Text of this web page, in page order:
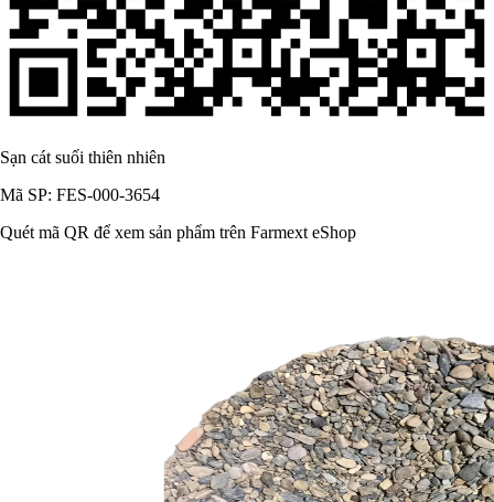
Sạn cát suối thiên nhiên
Mã SP: FES-000-3654
Quét mã QR để xem sản phẩm trên Farmext eShop